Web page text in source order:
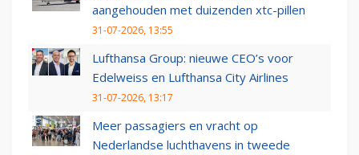
aangehouden met duizenden xtc-pillen
31-07-2026, 13:55
Lufthansa Group: nieuwe CEO’s voor
Edelweiss en Lufthansa City Airlines
31-07-2026, 13:17
Meer passagiers en vracht op
Nederlandse luchthavens in tweede